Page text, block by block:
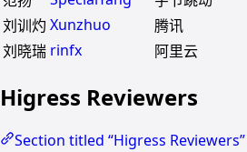
刘训灼 Xunzhuo
腾讯
刘晓瑞 rinfx 阿里云
Higress Reviewers
Section titled “Higress Reviewers”